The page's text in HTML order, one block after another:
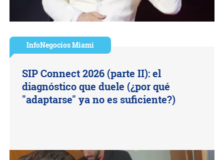
InfoNegocios Miami
SIP Connect 2026 (parte II): el
diagnóstico que duele (¿por qué
"adaptarse" ya no es suficiente?)